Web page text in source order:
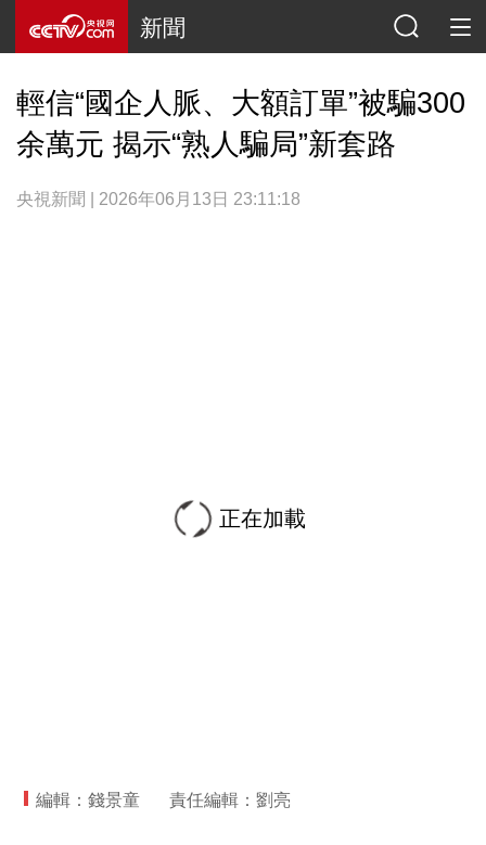
新聞
輕信“國企人脈、大額訂單”被騙300
余萬元 揭示“熟人騙局”新套路
央視新聞 | 2026年06月13日 23:11:18
正在加載
編輯：錢景童 責任編輯：劉亮